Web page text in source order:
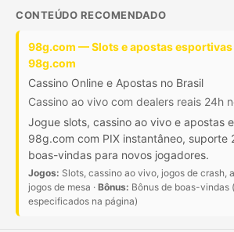
CONTEÚDO RECOMENDADO
98g.com — Slots e apostas esportivas
98g.com
Cassino Online e Apostas no Brasil
Cassino ao vivo com dealers reais 24h
Jogue slots, cassino ao vivo e apostas
98g.com com PIX instantâneo, suporte
boas-vindas para novos jogadores.
Jogos: Slots, cassino ao vivo, jogos de crash,
jogos de mesa · Bônus: Bônus de boas-vindas
especificados na página)